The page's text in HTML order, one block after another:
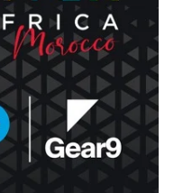
Maroc: Recharge x25 +
Maroc multiplie les recharges
en prépayé par 25 et ce,
de 30 Dh ou plus. De plus,
à n'importe quelle recharge,